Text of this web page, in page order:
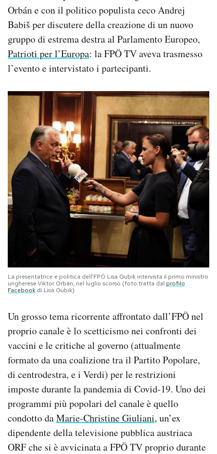
Orbán e con il politico populista ceco Andrej
Babiš per discutere della creazione di un nuovo
gruppo di estrema destra al Parlamento Europeo,
Patrioti per l’Europa: la FPÖ TV aveva trasmesso
l’evento e intervistato i partecipanti.
La presentatrice e politica dell’FPÖ Lisa Gubik intervista il primo ministro
ungherese Viktor Orbán, nel luglio scorso (foto tratta dal profilo
Facebook di Lisa Gubik)
Un grosso tema ricorrente affrontato dall’FPÖ nel
proprio canale è lo scetticismo nei confronti dei
vaccini e le critiche al governo (attualmente
formato da una coalizione tra il Partito Popolare,
di centrodestra, e i Verdi) per le restrizioni
imposte durante la pandemia di Covid-19. Uno dei
programmi più popolari del canale è quello
condotto daMarie-Christine Giuliani, un’ex
dipendente della televisione pubblica austriaca
ORF che si è avvicinata a FPÖ TV proprio durante